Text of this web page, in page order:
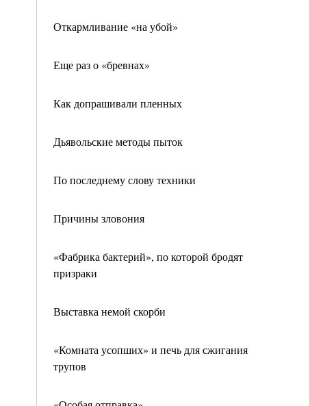
Откармливание «на убой»
Еще раз о «бревнах»
Как допрашивали пленных
Дьявольские методы пыток
По последнему слову техники
Причины зловония
«Фабрика бактерий», по которой бродят
призраки
Выставка немой скорби
«Комната усопших» и печь для сжигания
трупов